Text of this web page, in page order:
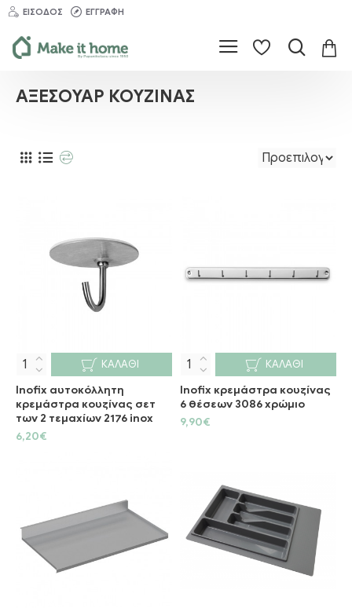
ΕΊΣΟΔΟΣ ΕΓΓΡΑΦΉ
ΑΞΕΣΟΥΆΡ ΚΟΥΖΊΝΑΣ
Inofix αυτοκόλλητη
κρεμάστρα κουζίνας σετ
των 2 τεμαχίων 2176 inox
6,20€
ΚΑΛΆΘΙ
Inofix κρεμάστρα κουζίνας
6 θέσεων 3086 χρώμιο
9,90€
ΚΑΛΆΘΙ